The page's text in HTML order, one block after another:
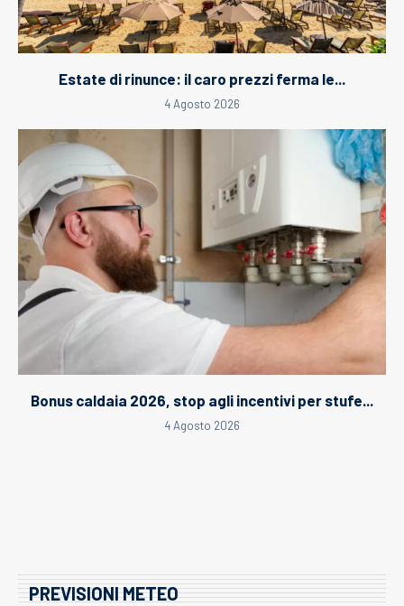
Estate di rinunce: il caro prezzi ferma le...
4 Agosto 2026
Bonus caldaia 2026, stop agli incentivi per stufe...
4 Agosto 2026
PREVISIONI METEO